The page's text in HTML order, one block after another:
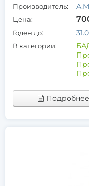
Производитель:
Цена:
Годен до:
В категории:
Подробнее